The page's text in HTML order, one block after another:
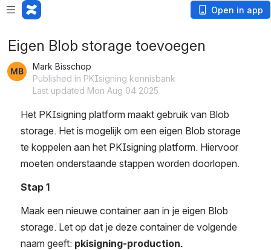
Open in app
Eigen Blob storage toevoegen
Mark Bisschop
Published in PKIsigning kennisbank
Last updated Mon Aug 04 2025
Het PKIsigning platform maakt gebruik van Blob
storage. Het is mogelijk om een eigen Blob storage
te koppelen aan het PKIsigning platform. Hiervoor
moeten onderstaande stappen worden doorlopen.
Stap 1
Maak een nieuwe container aan in je eigen Blob
storage. Let op dat je deze container de volgende
naam geeft: pkisigning-production.